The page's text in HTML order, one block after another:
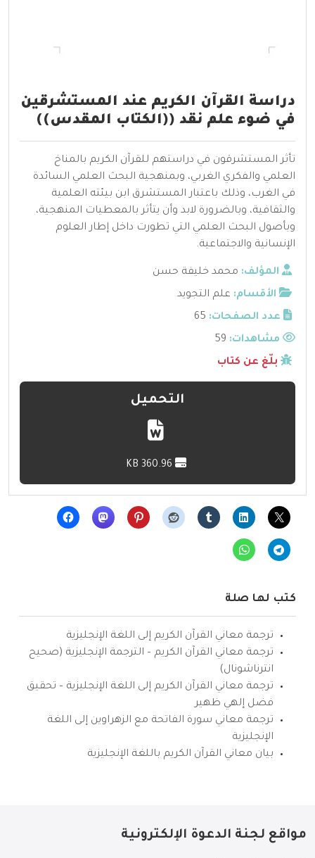
دراسة القرآن الكريم عند المستشرقين
في ضوء علم نقد ((الكتاب المقدس))
تأثر المستشرقون في دراستهم للقرآن الكريم بالمناخ
العلمي والفكري الغربي، وبمنهجية البحث العلمي السائدة
في الغرب، وذلك باعتبار المستشرق ابن بيئته العلمية
والثقافية، وبالضرورة لابد وأن يتأثر بالمعطيات المنهجية،
وبأصول البحث العلمي التي تطورت داخل إطار العلوم
الإنسانية والاجتماعية.
المؤلف: محمد خليفة حسن
الأقسام: علم التجويد
عدد الصفحات: 65
مشاهدات:
بلّغ عن كتاب
التحميل
كتب لها صلة
ترجمة معاني القرآن الكريم إلى اللغة الإنجليزية
ترجمة معاني القرآن الكريم – الترجمة الإنجليزية (صحيح
انترناشونال)
ترجمة معاني القرآن الكريم إلى اللغة الإنجليزية – تحقيق
فضل إلهي ظهير
ترجمة معاني سورة الفاتحة مع الزهراوين إلى اللغة
الإنجليزية
بيان معاني القرآن الكريم باللغة الإنجليزية
مواقع لجنة الدعوة الإلكترونية